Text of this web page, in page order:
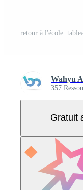
Wahyu
357
Gratuit